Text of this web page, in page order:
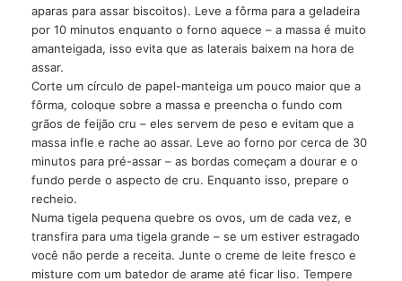
aparas para assar biscoitos). Leve a fôrma para a geladeira
por 10 minutos enquanto o forno aquece – a massa é muito
amanteigada, isso evita que as laterais baixem na hora de
assar.
Corte um círculo de papel-manteiga um pouco maior que a
fôrma, coloque sobre a massa e preencha o fundo com
grãos de feijão cru – eles servem de peso e evitam que a
massa infle e rache ao assar. Leve ao forno por cerca de 30
minutos para pré-assar – as bordas começam a dourar e o
fundo perde o aspecto de cru. Enquanto isso, prepare o
recheio.
Numa tigela pequena quebre os ovos, um de cada vez, e
transfira para uma tigela grande – se um estiver estragado
você não perde a receita. Junte o creme de leite fresco e
misture com um batedor de arame até ficar liso. Tempere